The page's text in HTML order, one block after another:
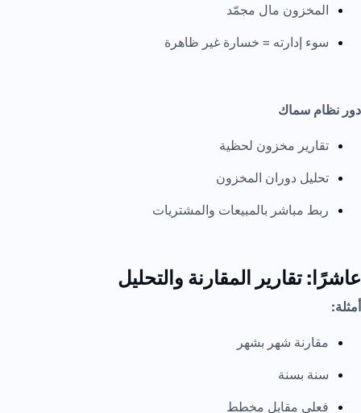
المخزون مال مجمّد
سوء إدارته = خسارة غير ظاهرة
دور نظام سماك
تقارير مخزون لحظية
تحليل دوران المخزون
ربط مباشر بالمبيعات والمشتريات
عاشرًا: تقارير المقارنة والتحليل
أمثلة:
مقارنة شهر بشهر
سنة بسنة
فعلي مقابل مخطط